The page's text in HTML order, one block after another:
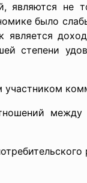
являютcя не
было